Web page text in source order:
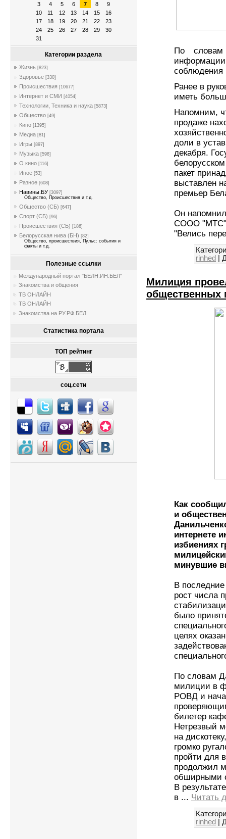
3
4 5 6 7 8
9
10
11 12 13 14 15
16
17
18 19 20 21 22
23
24
25 26 27 28 29
30
31
Категории раздела
Жизнь [823]
Здоровье [330]
Происшествия [10677]
Интернет и СМИ [4054]
Технологии, Техника и наука [5873]
Общество [49]
Кино [1395]
Медиа [81]
Игры [897]
Музыка [598]
О кино [116]
Иное [53]
Разное [608]
Навины.БУ [3097]
Общество, Происшествия и т.д.
Общество (СБ) [647]
Спорт (СБ) [96]
Происшествия (СБ) [186]
Белорусская нива (БН) [82]
Общество, происшествия, Пульс: события и
факты и т.д.
Полезные ссылки
Международный портал "БЕЛН.ИН.БЕЛ"
Знакомства и общения
ТВ ОНЛАЙН
ТВ ОНЛАЙН
Знакомства на РУ.РФ.БЕЛ
Статистика портала
ТОП рейтинг
соц.сети
По словам
соблюдения
Ранее в
иметь
Напомним,
продаже
доли в
декабря.
пакет
выставлен
премьер
Он
СООО "МТС"
"Велись
rinhed
Милиция
общественных
Как
и
интернете
избиениях
минувшие
В
рост числа
было
целях
По словам
милиции в
РОВД и
билетер
Нетрезвый
на
громко
пройти для
продолжил
обширными
В
в ... Читать
rinhed